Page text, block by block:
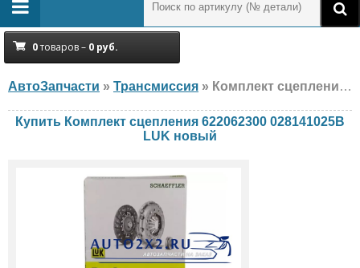
0товаров – 0 руб.
АвтоЗапчасти » Трансмиссия » Комплект сцепления LUK 622062300 028141025B Volkswagen, новый
Купить Комплект сцепления 622062300 028141025B
LUK новый